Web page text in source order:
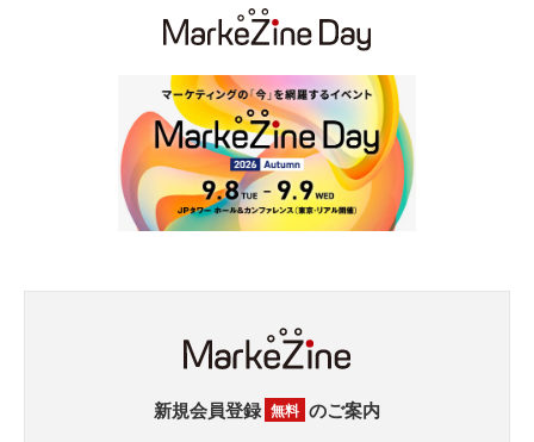
新規会員登録 無料 のご案内